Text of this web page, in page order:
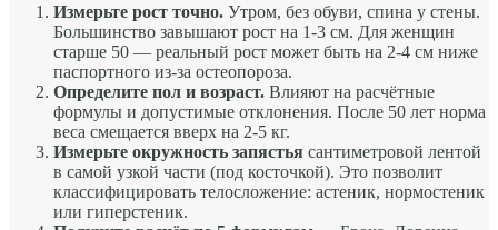
Измерьте рост точно. Утром, без обуви, спина у стены.
Большинство завышают рост на 1-3 см. Для женщин
старше 50 — реальный рост может быть на 2-4 см ниже
паспортного из-за остеопороза.
Определите пол и возраст. Влияют на расчётные
формулы и допустимые отклонения. После 50 лет норма
веса смещается вверх на 2-5 кг.
Измерьте окружность запястья сантиметровой лентой
в самой узкой части (под косточкой). Это позволит
классифицировать телосложение: астеник, нормостеник
или гиперстеник.